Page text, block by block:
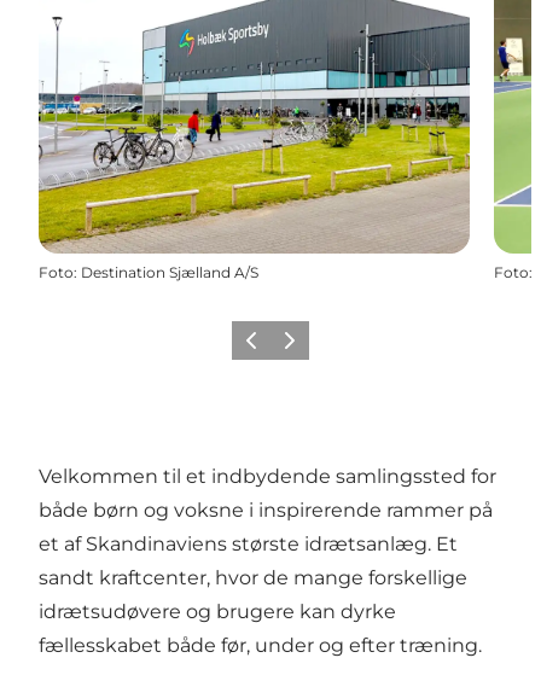
Foto: Destination Sjælland A/S Foto:
Forrige billede
Næste billede
Velkommen til et indbydende samlingssted for
både børn og voksne i inspirerende rammer på
et af Skandinaviens største idrætsanlæg. Et
sandt kraftcenter, hvor de mange forskellige
idrætsudøvere og brugere kan dyrke
fællesskabet både før, under og efter træning.